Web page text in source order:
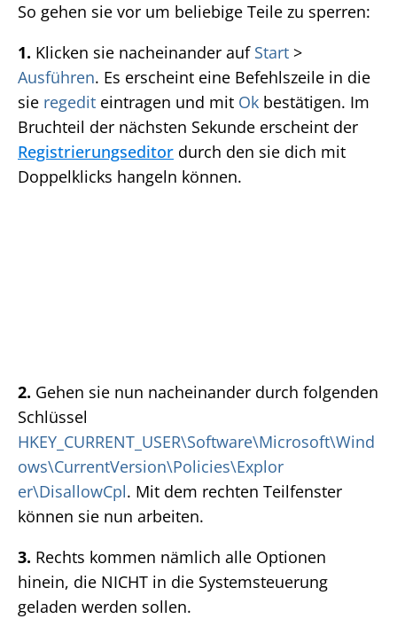
So gehen sie vor um beliebige Teile zu sperren:
1. Klicken sie nacheinander auf Start >
Ausführen. Es erscheint eine Befehlszeile in die
sie regedit eintragen und mit Ok bestätigen. Im
Bruchteil der nächsten Sekunde erscheint der
Registrierungseditor durch den sie dich mit
Doppelklicks hangeln können.
2. Gehen sie nun nacheinander durch folgenden
Schlüssel
HKEY_CURRENT_USER\Software\Microsoft\Wind
ows\CurrentVersion\Policies\Explor
er\DisallowCpl. Mit dem rechten Teilfenster
können sie nun arbeiten.
3. Rechts kommen nämlich alle Optionen
hinein, die NICHT in die Systemsteuerung
geladen werden sollen.